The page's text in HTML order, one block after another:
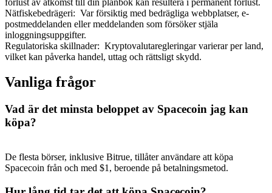
Nätfiskebedrägeri: Var försiktig med bedrägliga webbplatser, e-
postmeddelanden eller meddelanden som försöker stjäla
inloggningsuppgifter.
Regulatoriska skillnader: Kryptovalutaregleringar varierar per land,
vilket kan påverka handel, uttag och rättsligt skydd.
Vanliga frågor
Vad är det minsta beloppet av Spacecoin jag kan
köpa?
De flesta börser, inklusive Bitrue, tillåter användare att köpa
Spacecoin från och med $1, beroende på betalningsmetod.